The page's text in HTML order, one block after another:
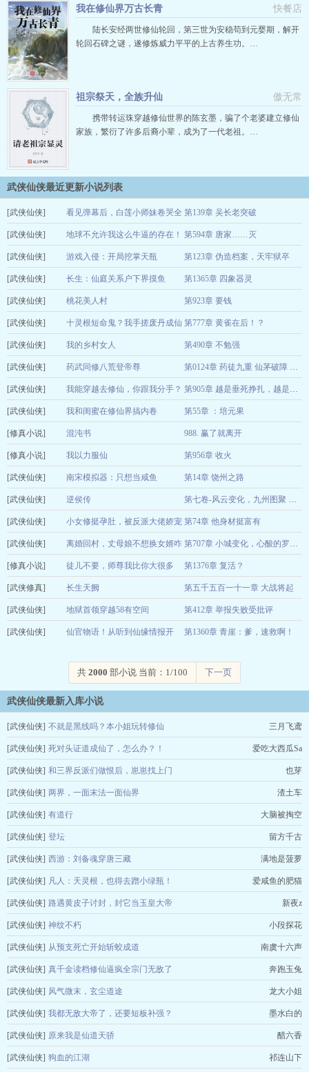
快餐店
我在修仙界万古长青
陆长安经两世修仙轮回，第三世为安稳苟到元婴期，解开
轮回石碑之谜，遂修炼威力平平的上古养生功。…
傲无常
祖宗祭天，全族升仙
携带转运珠穿越修仙世界的陈玄墨，骗了个老婆建立修仙
家族，繁衍了许多后裔小辈，成为了一代老祖。…
武侠仙侠最近更新小说列表
[武侠仙侠] 看见弹幕后，白莲小师妹卷哭全
宗
第139章 吴长老突破
那一只蚊孑
[武侠仙侠] 地球不允许我这么牛逼的存在！ 第594章 唐家……灭
1朵菊花 08-07
[武侠仙侠] 游戏入侵：开局挖掌天瓶 第123章 伪造档案，天牢狱卒
凡人哥2025
[武侠仙侠] 长生：仙庭关系户下界摸鱼 第1365章 四象器灵
混沌核心
[武侠仙侠] 桃花美人村 第923章 要钱
毛小佳
[武侠仙侠] 十灵根短命鬼？我手搓废丹成仙 第777章 黄雀在后！？
梦九幽
[武侠仙侠] 我的乡村女人 第490章 不勉强
李六郎 08-07
[武侠仙侠] 药武同修八荒登帝尊 第0124章 药徒九重 仙茅破障 家族大比死局
清风辰辰 08-07
[武侠仙侠] 我能穿越去修仙，你跟我分手？ 第905章 越是垂死挣扎，越是致命杀招
神龙吸水
[武侠仙侠] 我和闺蜜在修仙界搞内卷 第55章 ：培元果
暖金
[修真小说] 混沌书 988. 赢了就离开
思否
[修真小说] 我以力服仙 第956章 收火
断桥残雪
[武侠仙侠] 南宋模拟器：只想当咸鱼 第14章 饶州之路
桃叶川 08-07
[武侠仙侠] 逆侯传 第七卷-风云变化，九州图聚 第896章 实力碾压
奇氏
[武侠仙侠] 小女修挺孕肚，被反派大佬娇宠
了
第74章 他身材挺富有
有有令 08-07
[武侠仙侠] 离婚回村，丈母娘不想换女婿咋
办
第707章 小城变化，心酸的罗守义
龙川
[修真小说] 徒儿不要，师尊我比你大很多 第1376章 复活？
一六飞歌 08-07
[武侠修真] 长生天阙 第五千五百一十一章 大战将起
书寒
[武侠仙侠] 地狱首领穿越58有空间 第412章 举报失败受批评
夏天凌皓XT 08-07
[武侠仙侠] 仙官物语！从听到仙缘情报开 第1360章 青崖：爹，速救啊！
共 2000 部小说 当前：1/100 下一页
武侠仙侠最新入库小说
[武侠仙侠] 不就是黑线吗？本小姐玩转修仙 三月飞鸢
[武侠仙侠] 死对头证道成仙了，怎么办？！ 爱吃大西瓜Sa
[武侠仙侠] 和三界反派们做恨后，崽崽找上门 也芽
[武侠仙侠] 两界，一面末法一面仙界 渣土车
[武侠仙侠] 有道行 大脑被掏空
[武侠仙侠] 登坛 留方千古
[武侠仙侠] 西游：刘备魂穿唐三藏 满地是菠萝
[武侠仙侠] 凡人：天灵根，也得去蹭小绿瓶！ 爱咸鱼的肥猫
[武侠仙侠] 路遇黄皮子讨封，封它当玉皇大帝 新夜z
[武侠仙侠] 神纹不朽 小段探花
[武侠仙侠] 从预支死亡开始斩蛟成道 南虞十六声
[武侠仙侠] 真千金读档修仙逼疯全宗门无敌了 奔跑玉兔
[武侠仙侠] 风气微末，玄尘道途 龙大小姐
[武侠仙侠] 我都无敌大帝了，还要短板补强？ 墨水白的
[武侠仙侠] 原来我是仙道天骄 醋六香
[武侠仙侠] 狗血的江湖 祁连山下